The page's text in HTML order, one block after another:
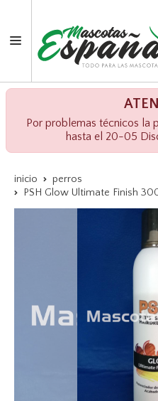
Por problemas técnicos la
hasta el 20-05
inicio
perros